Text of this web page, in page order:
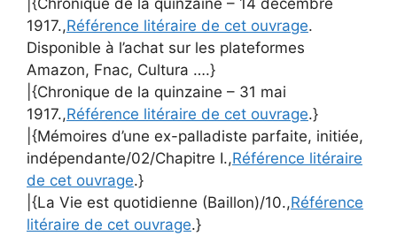
1917.,Référence litéraire de cet ouvrage.
Disponible à l’achat sur les plateformes
Amazon, Fnac, Cultura ….}
|{Chronique de la quinzaine – 31 mai
1917.,Référence litéraire de cet ouvrage.}
|{Mémoires d’une ex-palladiste parfaite, initiée,
indépendante/02/Chapitre I.,Référence litéraire
de cet ouvrage.}
|{La Vie est quotidienne (Baillon)/10.,Référence
litéraire de cet ouvrage.}